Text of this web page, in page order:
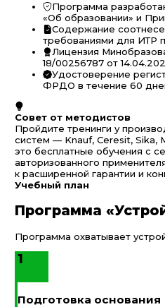
Программа
«Об образовании» и
Содержание
требованиями для ИТР
Лицензия
18/00256787 от
Удостоверение
ФРДО в течение 60
Совет от методистов
Пройдите тренинги у
систем — Knauf, Ceresit,
это бесплатные обучения с
авторизованного
к расширенной гарантии и
Учебный план
Программа
Программа охватывает
1
Подготовка основания